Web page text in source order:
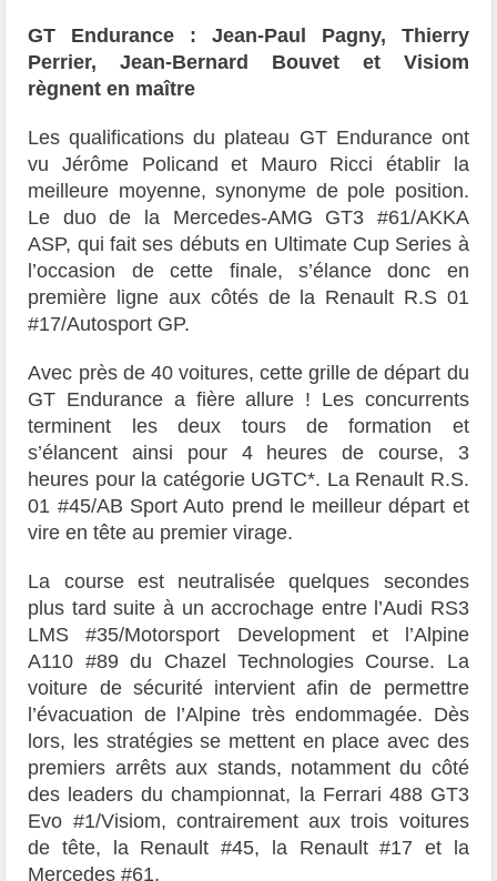
GT Endurance : Jean-Paul Pagny, Thierry
Perrier, Jean-Bernard Bouvet et Visiom
règnent en maître
Les qualifications du plateau GT Endurance ont
vu Jérôme Policand et Mauro Ricci établir la
meilleure moyenne, synonyme de pole position.
Le duo de la Mercedes-AMG GT3 #61/AKKA
ASP, qui fait ses débuts en Ultimate Cup Series à
l’occasion de cette finale, s’élance donc en
première ligne aux côtés de la Renault R.S 01
#17/Autosport GP.
Avec près de 40 voitures, cette grille de départ du
GT Endurance a fière allure ! Les concurrents
terminent les deux tours de formation et
s’élancent ainsi pour 4 heures de course, 3
heures pour la catégorie UGTC*. La Renault R.S.
01 #45/AB Sport Auto prend le meilleur départ et
vire en tête au premier virage.
La course est neutralisée quelques secondes
plus tard suite à un accrochage entre l’Audi RS3
LMS #35/Motorsport Development et l’Alpine
A110 #89 du Chazel Technologies Course. La
voiture de sécurité intervient afin de permettre
l’évacuation de l’Alpine très endommagée. Dès
lors, les stratégies se mettent en place avec des
premiers arrêts aux stands, notamment du côté
des leaders du championnat, la Ferrari 488 GT3
Evo #1/Visiom, contrairement aux trois voitures
de tête, la Renault #45, la Renault #17 et la
Mercedes #61.